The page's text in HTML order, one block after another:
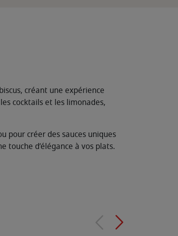
créant une expérience
cocktails et les limonades,
pour créer des sauces uniques
d’élégance à vos plats.